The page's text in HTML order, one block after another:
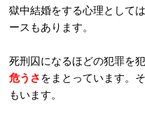
獄中結婚をする心理として
ースもあります。
死刑囚になるほどの犯罪を犯
危うさ をまとっています。
もいます。